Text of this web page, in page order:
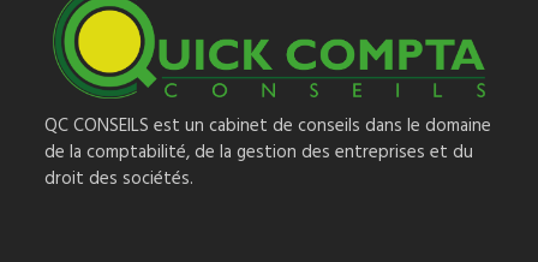
QC CONSEILS est un cabinet de conseils dans le domaine
de la comptabilité, de la gestion des entreprises et du
droit des sociétés.